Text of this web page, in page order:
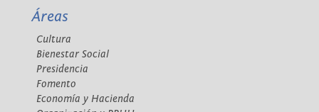
Áreas
Cultura
Bienestar Social
Presidencia
Fomento
Economía y Hacienda